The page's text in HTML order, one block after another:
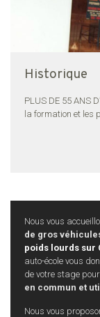
Historique
PLUS DE 55 ANS
la formation et les
Nous vous
de gros
poids lourds sur
auto-école vous
de votre stage
en commun et
Nous vous